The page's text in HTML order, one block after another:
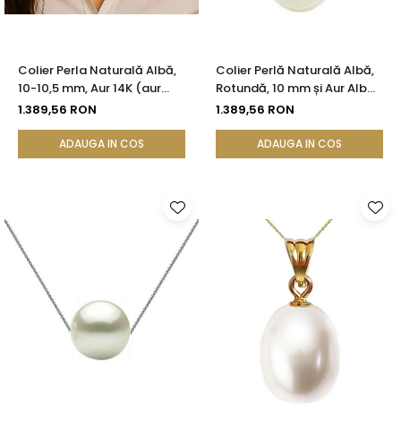
Colier Perla Naturală Albă,
10-10,5 mm, Aur 14K (aur
585) | KASKADDA®
1.389,56 RON
ADAUGA IN COS
Colier Perlă Naturală Albă,
Rotundă, 10 mm și Aur Alb
14K (aur 585) | KASKADDA®
1.389,56 RON
ADAUGA IN COS